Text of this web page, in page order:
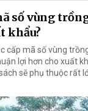
số vùng
khẩu?
cấp mã số vùng
lợi hơn cho xuất
sẽ phụ thuộc rất